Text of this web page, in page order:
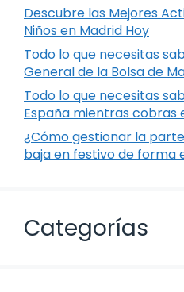
Descubre las Mejores
Niños en Madrid Hoy
Todo lo que necesitas
General de la Bolsa de
Todo lo que necesitas
España mientras cobras
¿Cómo gestionar la
baja en festivo de forma
Categorías